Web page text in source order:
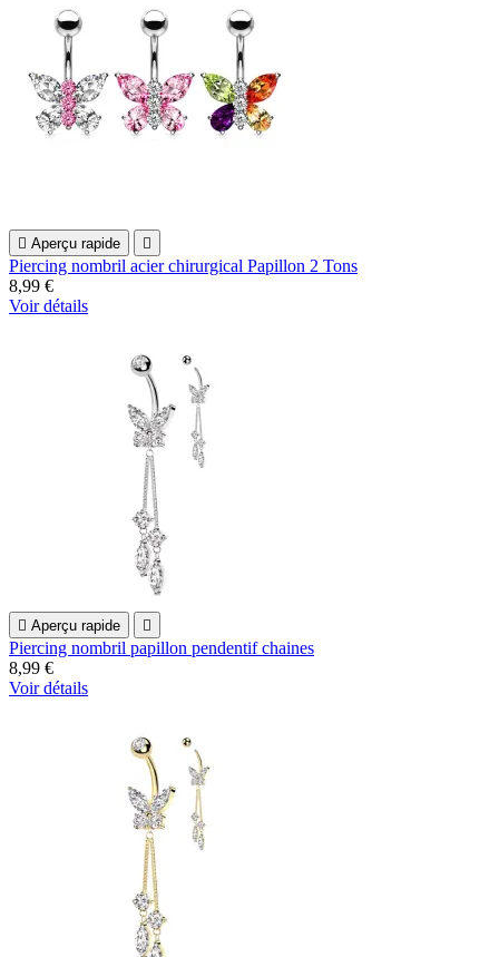
 Aperçu rapide 
Piercing nombril acier chirurgical Papillon 2 Tons
8,99 €
Voir détails
 Aperçu rapide 
Piercing nombril papillon pendentif chaines
8,99 €
Voir détails